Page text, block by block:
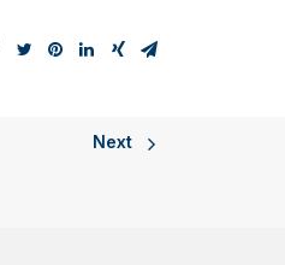
Next